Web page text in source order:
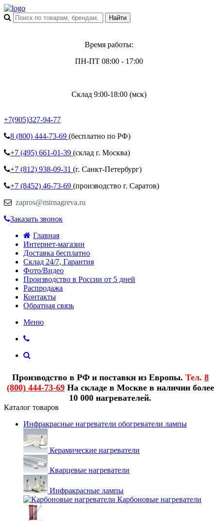
Время работы:
ПН-ПТ 08:00 - 17:00
Склад 9:00-18:00 (мск)
+7(905)327-94-77
8 (800) 444-73-69 (бесплатно по РФ)
+7 (495) 661-01-39 (склад г. Москва)
+7 (812) 938-09-31 (г. Санкт-Петербург)
+7 (8452) 46-73-69 (производство г. Саратов)
zapros@mirnagreva.ru
Заказать звонок
Главная
Интернет-магазин
Доставка бесплатно
Склад 24/7, Гарантия
Фото/Видео
Производство в России от 5 дней
Распродажа
Контакты
Обратная связь
Меню
Производство в РФ и поставки из Европы. Тел. 8
(800) 444-73-69На складе в Москве в наличии более
10 000 нагревателей.
Каталог товаров
Инфракрасные нагреватели обогреватели лампы
Керамические нагреватели
Кварцевые нагреватели
Инфракрасные лампы
Карбоновые нагреватели